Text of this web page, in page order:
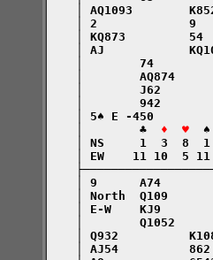
│ AQ1093
│ 2             9
│ KQ873         54
│ AJ
│        74
│        AQ874
│        J62
│        942
│ 5♠ E -450
    │        ♣
♦  ♥
│ NS     1  3  8
│ EW    11 10  5
│ 9      A74
│ North  Q109
│ E-W    KJ9
│        Q1052
│ Q932
│ AJ54